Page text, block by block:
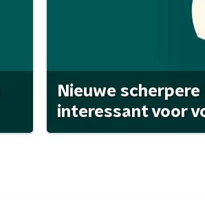
Nieuwe
interessant voor